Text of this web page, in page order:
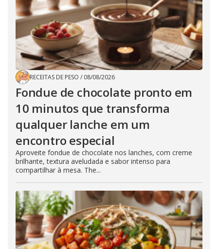
RECEITAS DE PESO / 08/08/2026
Fondue de chocolate pronto em
10 minutos que transforma
qualquer lanche em um
encontro especial
Aproveite fondue de chocolate nos lanches, com creme
brilhante, textura aveludada e sabor intenso para
compartilhar à mesa. The...